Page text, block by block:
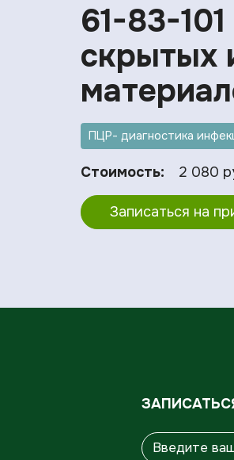
61-83-
скрытых
ПЦР- диагностика
Стоимость: 2 080
Записаться на